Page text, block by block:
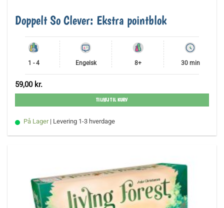
Doppelt So Clever: Ekstra pointblok
1 - 4 Engelsk 8+ 30 min
59,00 kr.
TILFØJ TIL KURV
På Lager | Levering 1-3 hverdage